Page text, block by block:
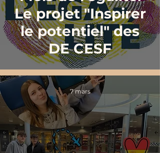
Le projet "Inspirer
le potentiel" des
DE CESF
7 mars